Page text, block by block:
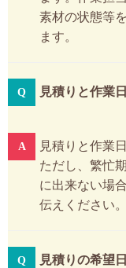
素材の状態等
ます。
見積りと作業
見積りと作業
ただし、繁忙
に出来ない場
伝えください。
見積りの希望